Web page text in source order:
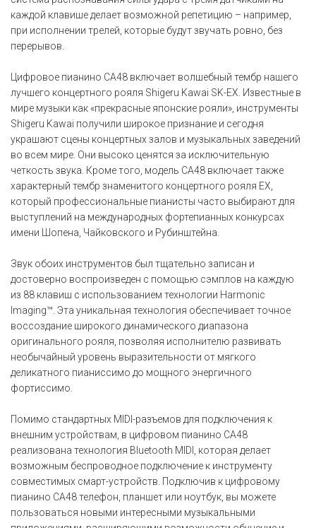
каждой клавише делает возможной репетицию – например,
при исполнении трелей, которые будут звучать ровно, без
перерывов.
Цифровое пианино CA48 включает волшебный тембр нашего
лучшего концертного рояля Shigeru Kawai SK-EX. Известные в
мире музыки как «прекрасные японские рояли», инструменты
Shigeru Kawai получили широкое признание и сегодня
украшают сцены концертных залов и музыкальных заведений
во всем мире. Они высоко ценятся за исключительную
четкость звука. Кроме того, модель CA48 включает также
характерный тембр знаменитого концертного рояля EX,
который профессиональные пианисты часто выбирают для
выступлений на международных фортепианных конкурсах
имени Шопена, Чайковского и Рубинштейна.
Звук обоих инструментов был тщательно записан и
достоверно воспроизведен с помощью сэмплов на каждую
из 88 клавиш с использованием технологии Harmonic
Imaging™. Эта уникальная технология обеспечивает точное
воссоздание широкого динамического диапазона
оригинального рояля, позволяя исполнителю развивать
необычайный уровень выразительности от мягкого
деликатного пианиссимо до мощного энергичного
фортиссимо.
Помимо стандартных MIDI-разъемов для подключения к
внешним устройствам, в цифровом пианино CA48
реализована технология Bluetooth MIDI, которая делает
возможным беспроводное подключение к инструменту
совместимых смарт-устройств. Подключив к цифровому
пианино CA48 телефон, планшет или ноутбук, вы можете
пользоваться новыми интересными музыкальными